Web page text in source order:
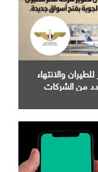
والانتهاء
من الشركات